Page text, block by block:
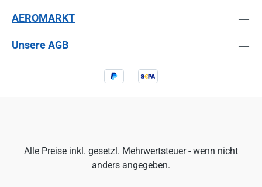
AEROMARKT
Unsere AGB
Alle Preise inkl. gesetzl. Mehrwertsteuer - wenn nicht
anders angegeben.